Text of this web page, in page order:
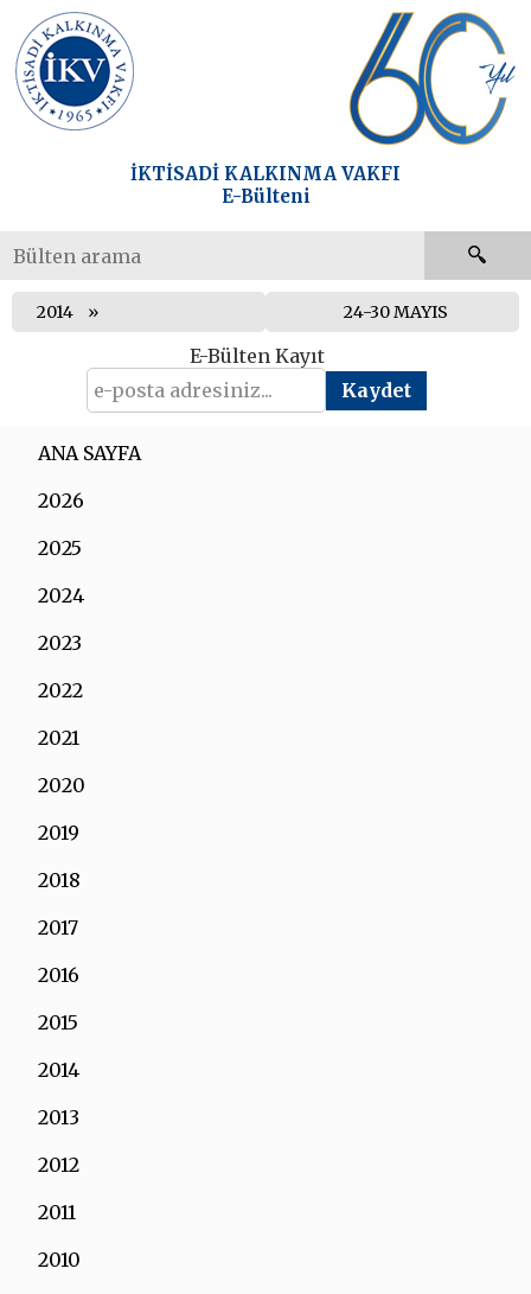
İKTİSADİ KALKINMA VAKFI
E-Bülteni
2014 24-30 MAYIS
E-Bülten Kayıt
ANA SAYFA
2026
2025
2024
2023
2022
2021
2020
2019
2018
2017
2016
2015
2014
2013
2012
2011
2010